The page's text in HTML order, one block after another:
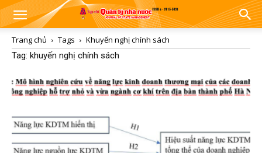
Trang chủ Tags
Khuyến nghị chính sách
Tag: khuyến nghị chính sách